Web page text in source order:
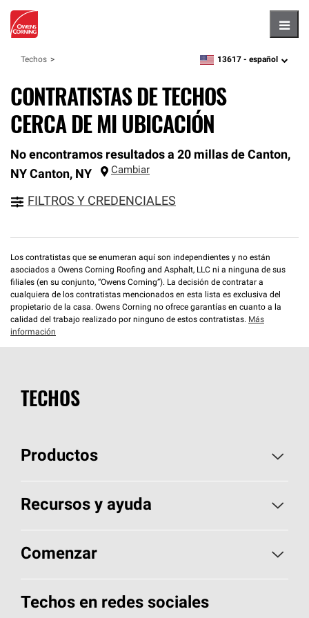
Techos zipcode, language
13617 - español
CONTRATISTAS DE TECHOS
CERCA DE MI UBICACIÓN
No encontramos resultados a 20 millas de Canton,
NY Canton, NY Cambiar
FILTROS Y CREDENCIALES
Los contratistas que se enumeran aquí son independientes y no están
asociados a Owens Corning Roofing and Asphalt, LLC ni a ninguna de sus
filiales (en su conjunto, “Owens Corning”). La decisión de contratar a
cualquiera de los contratistas mencionados en esta lista es exclusiva del
propietario de la casa. Owens Corning no ofrece garantías en cuanto a la
calidad del trabajo realizado por ninguno de estos contratistas. Más
información
TECHOS
Productos
Elija sus tejas
Encuentre un contratista
Componentes para techos
Recursos y ayuda
Aspectos básicos sobre techos
Herramientas de diseño y color
Comenzar
Llame al 1-800-GET-PINK®
Techos en redes sociales